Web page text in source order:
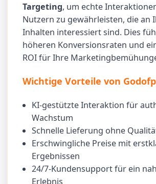
Targeting, um echte
Nutzern zu gewährleisten, die an
Inhalten interessiert sind. Dies
höheren Konversionsraten und
ROI für Ihre
Wichtige Vorteile von
KI-gestützte Interaktion für
Wachstum
Schnelle Lieferung ohne
Erschwingliche Preise mit
Ergebnissen
24/7-Kundensupport für ein
Erlebnis